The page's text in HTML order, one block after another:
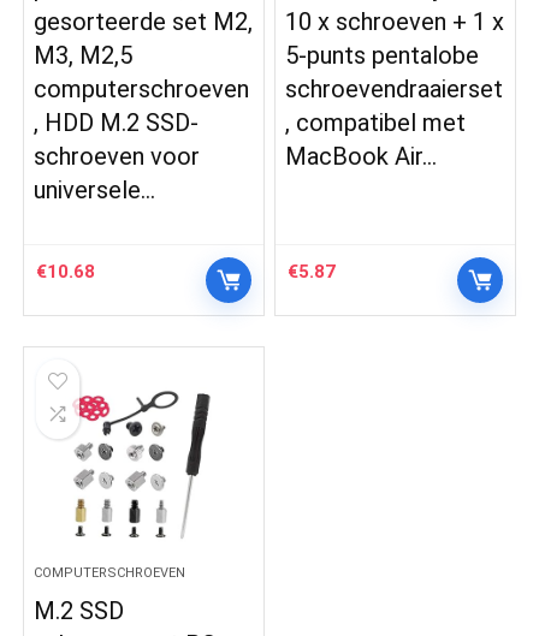
gesorteerde set M2,
M3, M2,5
computerschroeven
, HDD M.2 SSD-
schroeven voor
universele…
€10.68
10 x schroeven + 1 x
5-punts pentalobe
schroevendraaierset
, compatibel met
MacBook Air…
€5.87
COMPUTERSCHROEVEN
M.2 SSD